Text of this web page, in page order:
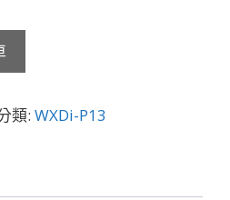
類: WXDi-P13